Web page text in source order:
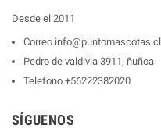
Desde el 2011
Correo info@puntomascotas.cl
Pedro de valdivia 3911, ñuñoa
Telefono +56222382020
SÍGUENOS